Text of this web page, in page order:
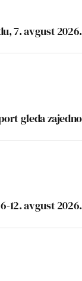
7. avgust 2026.
gleda zajedno
12. avgust 2026.